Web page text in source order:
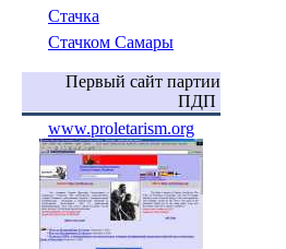
Стачка
Стачком Самары
Первый сайт партии
ПДП
www.proletarism.org